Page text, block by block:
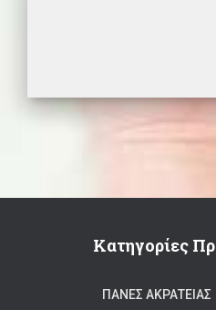
Κατηγορίες
ΠΆΝΕΣ ΑΚΡΆΤΕΙΑΣ